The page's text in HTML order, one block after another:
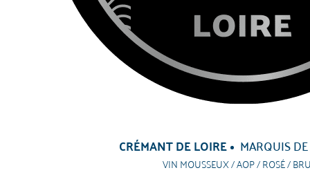
CRÉMANT DE LOIRE MARQUIS
VIN MOUSSEUX / AOP / ROSÉ /